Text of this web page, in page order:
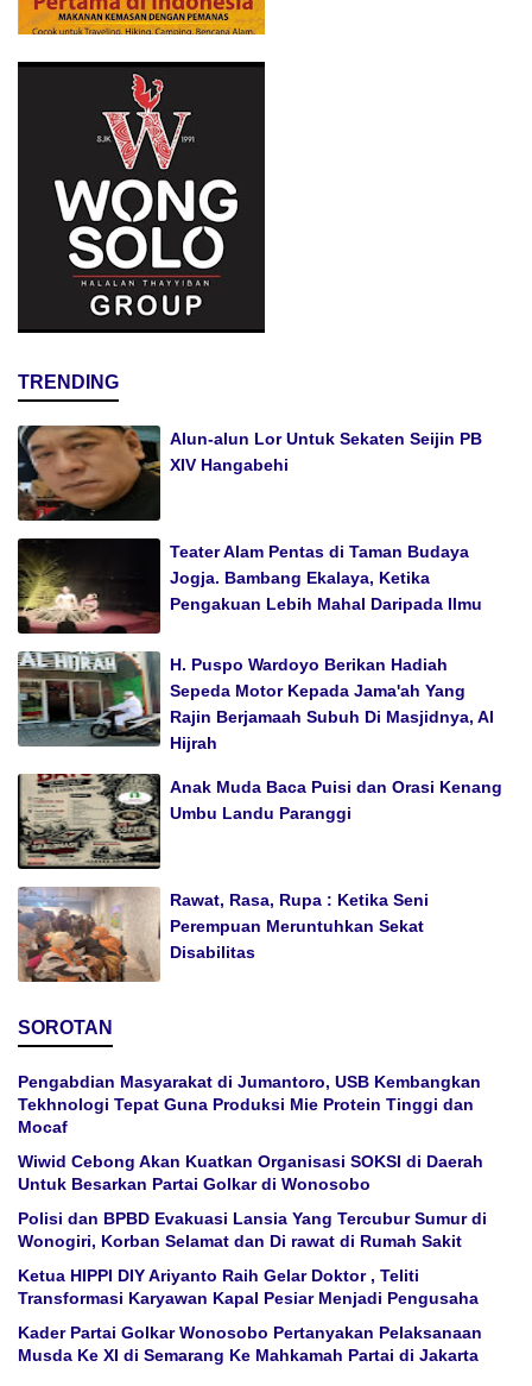
TRENDING
Alun-alun Lor Untuk Sekaten Seijin PB
XIV Hangabehi
Teater Alam Pentas di Taman Budaya
Jogja. Bambang Ekalaya, Ketika
Pengakuan Lebih Mahal Daripada Ilmu
H. Puspo Wardoyo Berikan Hadiah
Sepeda Motor Kepada Jama'ah Yang
Rajin Berjamaah Subuh Di Masjidnya, Al
Hijrah
Anak Muda Baca Puisi dan Orasi Kenang
Umbu Landu Paranggi
Rawat, Rasa, Rupa : Ketika Seni
Perempuan Meruntuhkan Sekat
Disabilitas
SOROTAN
Pengabdian Masyarakat di Jumantoro, USB Kembangkan
Tekhnologi Tepat Guna Produksi Mie Protein Tinggi dan
Mocaf
Wiwid Cebong Akan Kuatkan Organisasi SOKSI di Daerah
Untuk Besarkan Partai Golkar di Wonosobo
Polisi dan BPBD Evakuasi Lansia Yang Tercubur Sumur di
Wonogiri, Korban Selamat dan Di rawat di Rumah Sakit
Ketua HIPPI DIY Ariyanto Raih Gelar Doktor , Teliti
Transformasi Karyawan Kapal Pesiar Menjadi Pengusaha
Kader Partai Golkar Wonosobo Pertanyakan Pelaksanaan
Musda Ke XI di Semarang Ke Mahkamah Partai di Jakarta